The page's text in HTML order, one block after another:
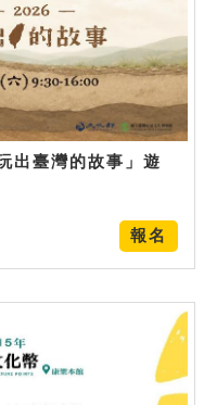
出臺灣的故事」遊
報名